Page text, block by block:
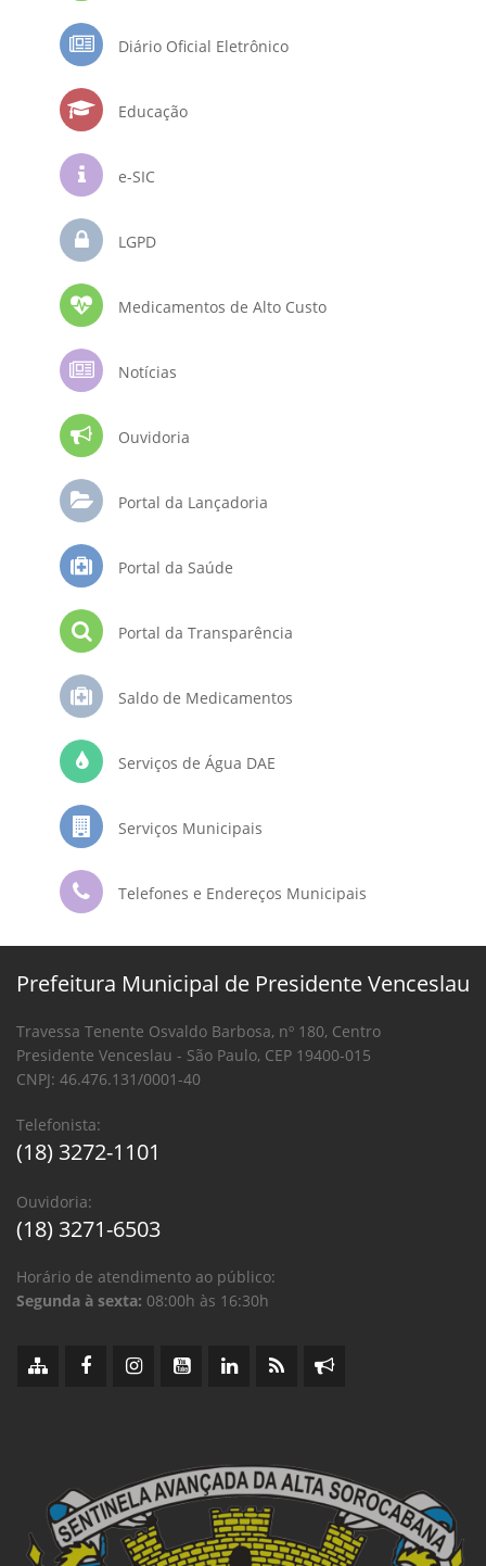
Diário Oficial Eletrônico
Educação
e-SIC
LGPD
Medicamentos de Alto Custo
Notícias
Ouvidoria
Portal da Lançadoria
Portal da Saúde
Portal da Transparência
Saldo de Medicamentos
Serviços de Água DAE
Serviços Municipais
Telefones e Endereços Municipais
Prefeitura Municipal de Presidente Venceslau
Travessa Tenente Osvaldo Barbosa, nº 180, Centro
Presidente Venceslau - São Paulo, CEP 19400-015
CNPJ: 46.476.131/0001-40
Telefonista:
(18) 3272-1101
Ouvidoria:
(18) 3271-6503
Horário de atendimento ao público:
Segunda à sexta: 08:00h às 16:30h